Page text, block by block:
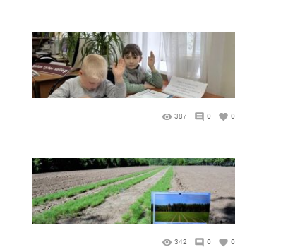
387 0 0
342 0 0